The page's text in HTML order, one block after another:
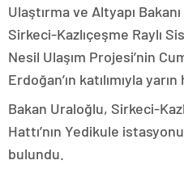
Ulaştırma ve Altyapı
Sirkeci-Kazlıçeşme Raylı
Nesil Ulaşım Projesi’nin
Erdoğan’ın katılımıyla
Bakan Uraloğlu, Sirkeci-
Hattı’nın Yedikule
bulundu.